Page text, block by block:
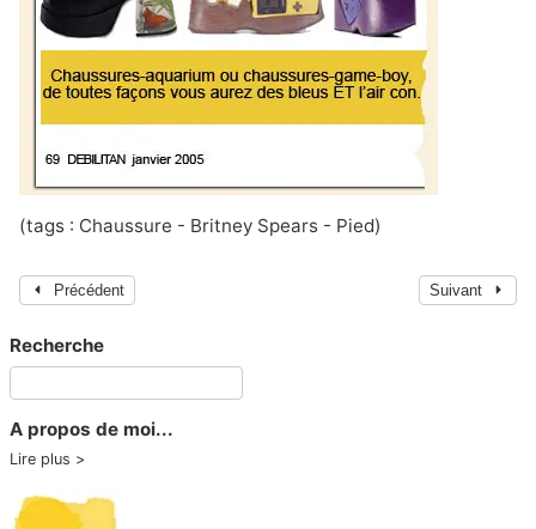
(tags : Chaussure - Britney Spears - Pied)
Précédent Suivant
Recherche
A propos de moi...
Lire plus